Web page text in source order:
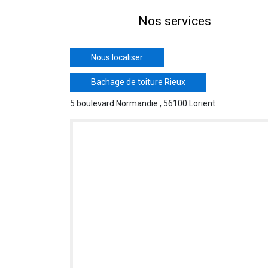
Nos services
Nous localiser
Bachage de toiture Rieux
5 boulevard Normandie , 56100 Lorient